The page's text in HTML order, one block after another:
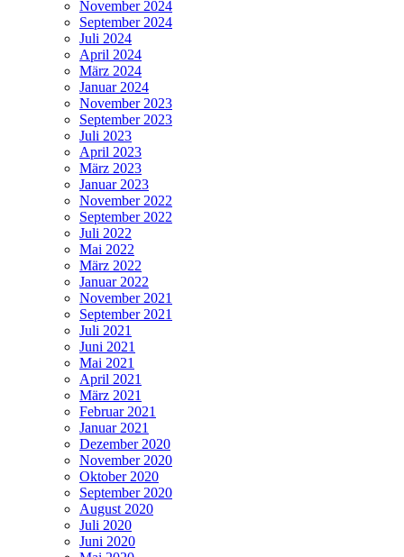
November 2024
September 2024
Juli 2024
April 2024
März 2024
Januar 2024
November 2023
September 2023
Juli 2023
April 2023
März 2023
Januar 2023
November 2022
September 2022
Juli 2022
Mai 2022
März 2022
Januar 2022
November 2021
September 2021
Juli 2021
Juni 2021
Mai 2021
April 2021
März 2021
Februar 2021
Januar 2021
Dezember 2020
November 2020
Oktober 2020
September 2020
August 2020
Juli 2020
Juni 2020